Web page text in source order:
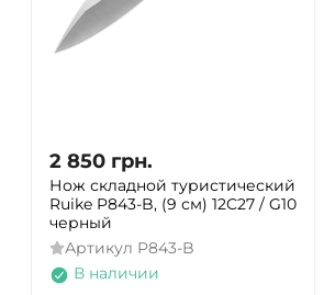
2 850 грн.
Нож складной туристический
Ruike P843-B, (9 см) 12C27 / G10
черный
Артикул P843-B
В наличии